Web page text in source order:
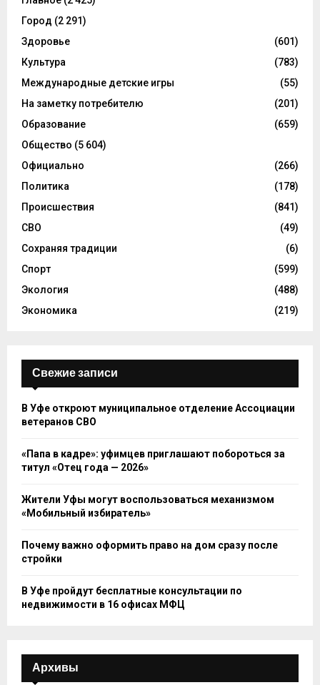
Город (2 291)
Здоровье
(601)
Культура
(783)
Международные детские игры
(55)
На заметку потребителю
(201)
Образование
(659)
Общество (5 604)
Официально
(266)
Политика
(178)
Происшествия
(841)
СВО
(49)
Сохраняя традиции
(6)
Спорт
(599)
Экология
(488)
Экономика
(219)
Свежие записи
В Уфе откроют муниципальное отделение Ассоциации
ветеранов СВО
«Папа в кадре»: уфимцев приглашают побороться за
титул «Отец года — 2026»
Жители Уфы могут воспользоваться механизмом
«Мобильный избиратель»
Почему важно оформить право на дом сразу после
стройки
В Уфе пройдут бесплатные консультации по
недвижимости в 16 офисах МФЦ
Архивы